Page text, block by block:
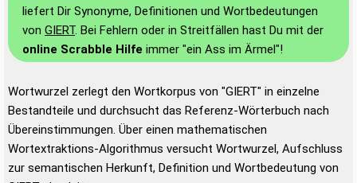
liefert Dir Synonyme, Definitionen und Wortbedeutungen
von GIERT. Bei Fehlern oder in Streitfällen hast Du mit der
online Scrabble Hilfe immer "ein Ass im Ärmel"!
Wortwurzel zerlegt den Wortkorpus von "GIERT" in einzelne
Bestandteile und durchsucht das Referenz-Wörterbuch nach
Übereinstimmungen. Über einen mathematischen
Wortextraktions-Algorithmus versucht Wortwurzel, Aufschluss
zur semantischen Herkunft, Definition und Wortbedeutung von